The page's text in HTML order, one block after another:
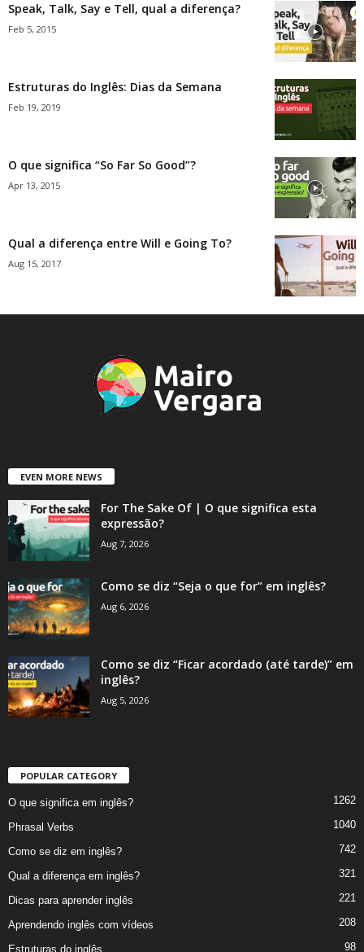
Speak, Talk, Say e Tell, qual a diferença?
Feb 5, 2015
Estruturas do Inglês: Dias da Semana
Feb 19, 2019
O que significa “So Far So Good”?
Apr 13, 2015
Qual a diferença entre Will e Going To?
Aug 15, 2017
EVEN MORE NEWS
For The Sake Of | O que significa esta
expressão?
Aug 7, 2026
Como se diz “Seja o que for” em inglês?
Aug 6, 2026
Como se diz “Ficar acordado (até tarde)” em
inglês?
Aug 5, 2026
POPULAR CATEGORY
O que significa em inglês? 1262
Phrasal Verbs 1040
Como se diz em inglês? 742
Qual a diferença em inglês? 321
Dicas para aprender inglês 221
Aprendendo inglês com vídeos 208
Estruturas do inglês 98